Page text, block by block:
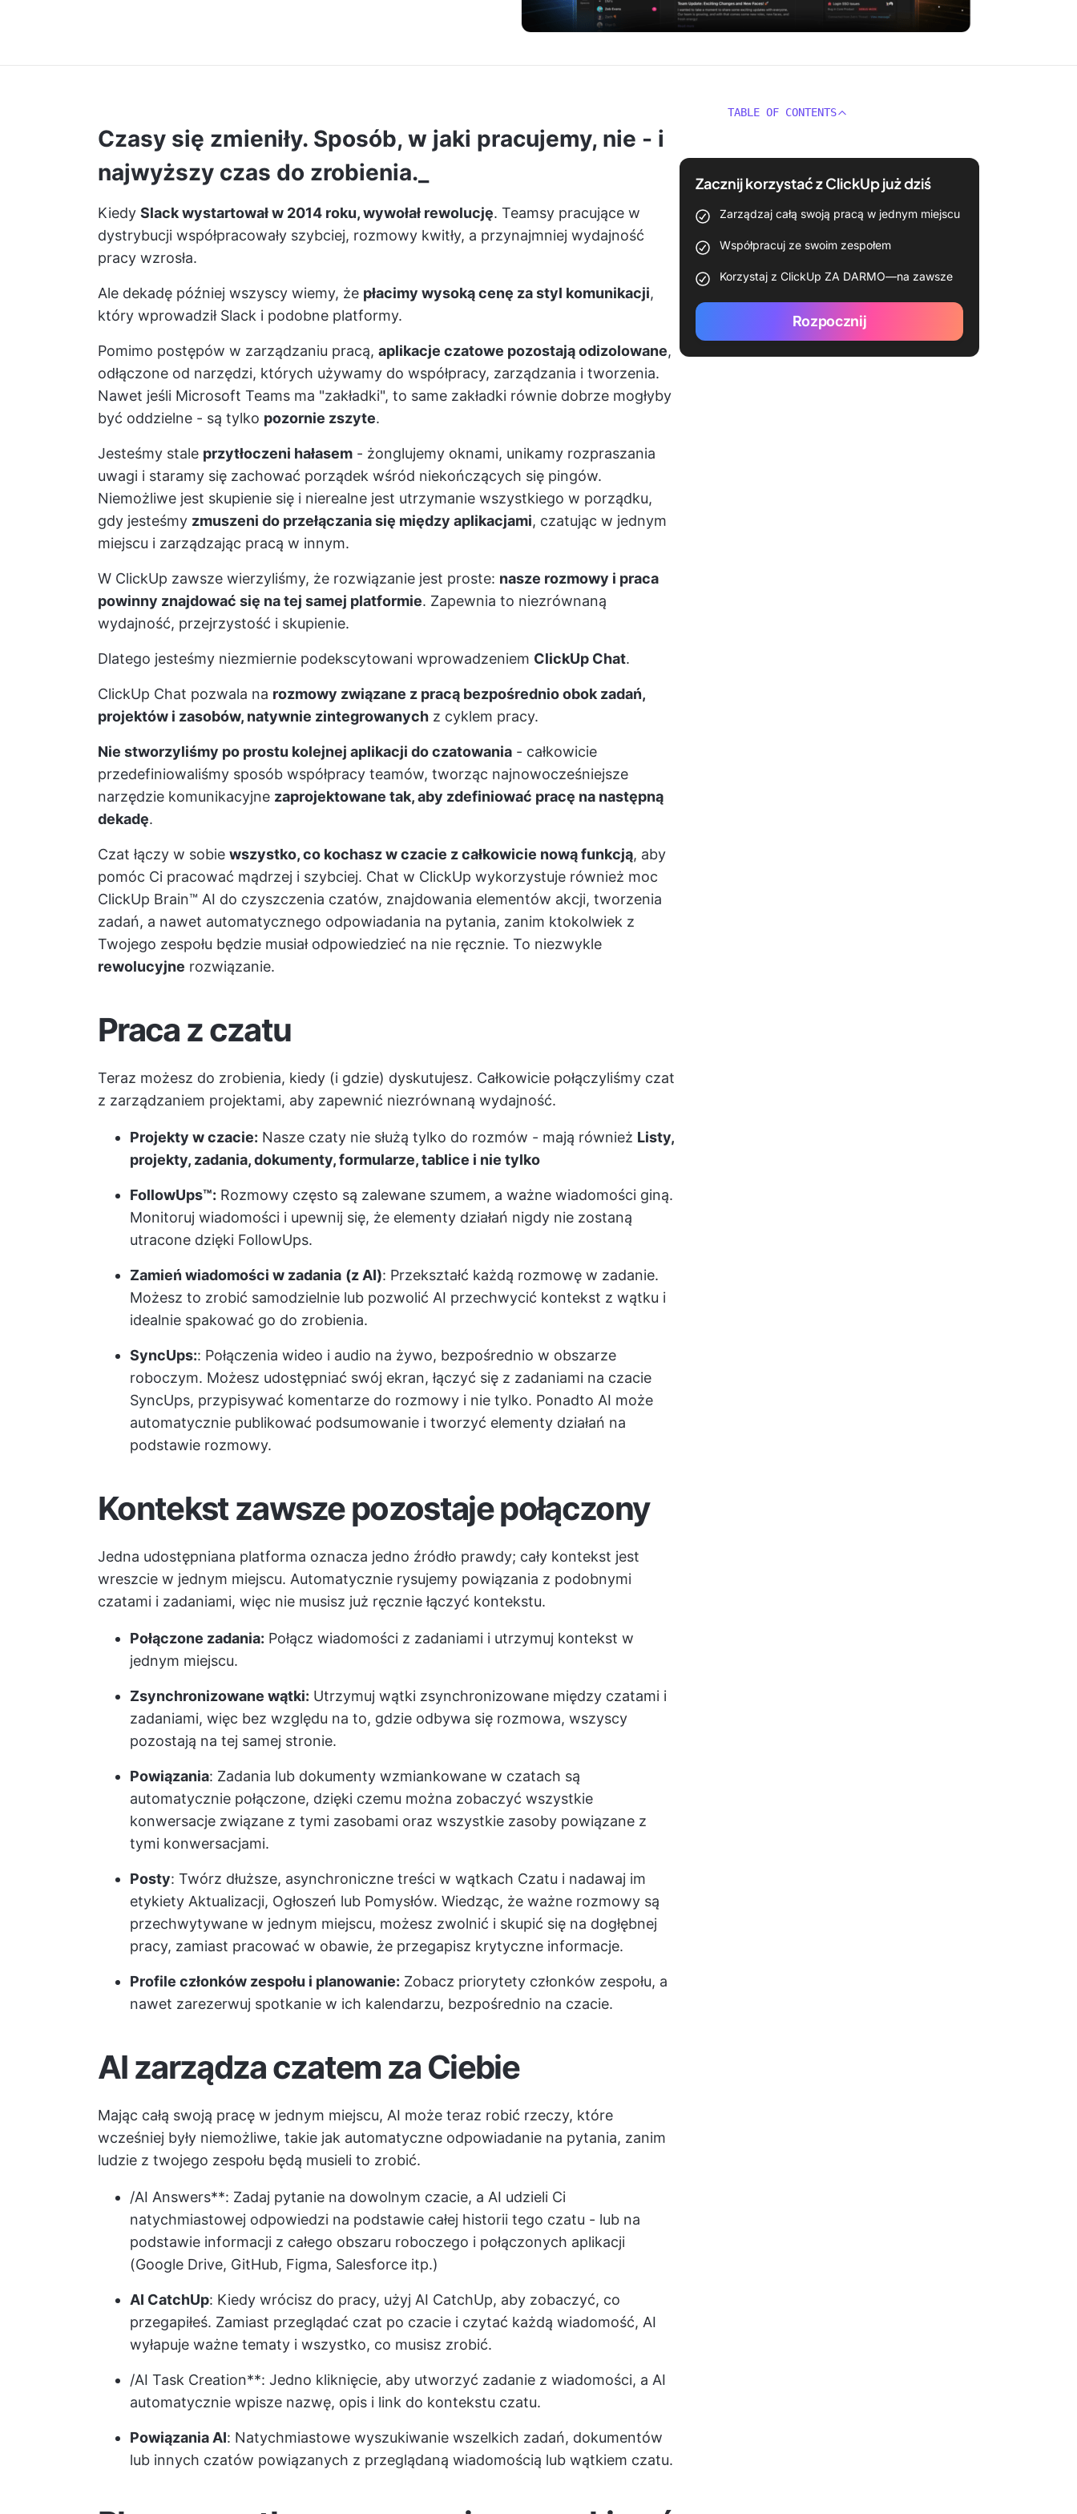
Czasy się zmieniły. Sposób, w jaki pracujemy, nie - i
najwyższy czas do zrobienia._
Kiedy Slack wystartował w 2014 roku, wywołał rewolucję. Teamsy pracujące w
dystrybucji współpracowały szybciej, rozmowy kwitły, a przynajmniej wydajność
pracy wzrosła.
Ale dekadę później wszyscy wiemy, że płacimy wysoką cenę za styl komunikacji,
który wprowadził Slack i podobne platformy.
Pomimo postępów w zarządzaniu pracą, aplikacje czatowe pozostają odizolowane,
odłączone od narzędzi, których używamy do współpracy, zarządzania i tworzenia.
Nawet jeśli Microsoft Teams ma "zakładki", to same zakładki równie dobrze mogłyby
być oddzielne - są tylko pozornie zszyte.
Jesteśmy stale przytłoczeni hałasem - żonglujemy oknami, unikamy rozpraszania
uwagi i staramy się zachować porządek wśród niekończących się pingów.
Niemożliwe jest skupienie się i nierealne jest utrzymanie wszystkiego w porządku,
gdy jesteśmy zmuszeni do przełączania się między aplikacjami, czatując w jednym
miejscu i zarządzając pracą w innym.
W ClickUp zawsze wierzyliśmy, że rozwiązanie jest proste: nasze rozmowy i praca
powinny znajdować się na tej samej platformie. Zapewnia to niezrównaną
wydajność, przejrzystość i skupienie.
Dlatego jesteśmy niezmiernie podekscytowani wprowadzeniem ClickUp Chat.
ClickUp Chat pozwala na rozmowy związane z pracą bezpośrednio obok zadań,
projektów i zasobów, natywnie zintegrowanych z cyklem pracy.
Nie stworzyliśmy po prostu kolejnej aplikacji do czatowania - całkowicie
przedefiniowaliśmy sposób współpracy teamów, tworząc najnowocześniejsze
narzędzie komunikacyjne zaprojektowane tak, aby zdefiniować pracę na następną
dekadę.
Czat łączy w sobie wszystko, co kochasz w czacie z całkowicie nową funkcją, aby
pomóc Ci pracować mądrzej i szybciej. Chat w ClickUp wykorzystuje również moc
ClickUp Brain™ AI do czyszczenia czatów, znajdowania elementów akcji, tworzenia
zadań, a nawet automatycznego odpowiadania na pytania, zanim ktokolwiek z
Twojego zespołu będzie musiał odpowiedzieć na nie ręcznie. To niezwykle
rewolucyjne rozwiązanie.
Praca z czatu
Teraz możesz do zrobienia, kiedy (i gdzie) dyskutujesz. Całkowicie połączyliśmy czat
z zarządzaniem projektami, aby zapewnić niezrównaną wydajność.
Projekty w czacie: Nasze czaty nie służą tylko do rozmów - mają również Listy,
projekty, zadania, dokumenty, formularze, tablice i nie tylko
FollowUps™: Rozmowy często są zalewane szumem, a ważne wiadomości giną.
Monitoruj wiadomości i upewnij się, że elementy działań nigdy nie zostaną
utracone dzięki FollowUps.
Zamień wiadomości w zadania (z AI): Przekształć każdą rozmowę w zadanie.
Możesz to zrobić samodzielnie lub pozwolić AI przechwycić kontekst z wątku i
idealnie spakować go do zrobienia.
SyncUps:: Połączenia wideo i audio na żywo, bezpośrednio w obszarze
roboczym. Możesz udostępniać swój ekran, łączyć się z zadaniami na czacie
SyncUps, przypisywać komentarze do rozmowy i nie tylko. Ponadto AI może
automatycznie publikować podsumowanie i tworzyć elementy działań na
podstawie rozmowy.
Kontekst zawsze pozostaje połączony
Jedna udostępniana platforma oznacza jedno źródło prawdy; cały kontekst jest
wreszcie w jednym miejscu. Automatycznie rysujemy powiązania z podobnymi
czatami i zadaniami, więc nie musisz już ręcznie łączyć kontekstu.
Połączone zadania: Połącz wiadomości z zadaniami i utrzymuj kontekst w
jednym miejscu.
Zsynchronizowane wątki: Utrzymuj wątki zsynchronizowane między czatami i
zadaniami, więc bez względu na to, gdzie odbywa się rozmowa, wszyscy
pozostają na tej samej stronie.
Powiązania: Zadania lub dokumenty wzmiankowane w czatach są
automatycznie połączone, dzięki czemu można zobaczyć wszystkie
konwersacje związane z tymi zasobami oraz wszystkie zasoby powiązane z
tymi konwersacjami.
Posty: Twórz dłuższe, asynchroniczne treści w wątkach Czatu i nadawaj im
etykiety Aktualizacji, Ogłoszeń lub Pomysłów. Wiedząc, że ważne rozmowy są
przechwytywane w jednym miejscu, możesz zwolnić i skupić się na dogłębnej
pracy, zamiast pracować w obawie, że przegapisz krytyczne informacje.
Profile członków zespołu i planowanie: Zobacz priorytety członków zespołu, a
nawet zarezerwuj spotkanie w ich kalendarzu, bezpośrednio na czacie.
AI zarządza czatem za Ciebie
Mając całą swoją pracę w jednym miejscu, AI może teraz robić rzeczy, które
wcześniej były niemożliwe, takie jak automatyczne odpowiadanie na pytania, zanim
ludzie z twojego zespołu będą musieli to zrobić.
/AI Answers**: Zadaj pytanie na dowolnym czacie, a AI udzieli Ci
natychmiastowej odpowiedzi na podstawie całej historii tego czatu - lub na
podstawie informacji z całego obszaru roboczego i połączonych aplikacji
(Google Drive, GitHub, Figma, Salesforce itp.)
AI CatchUp: Kiedy wrócisz do pracy, użyj AI CatchUp, aby zobaczyć, co
przegapiłeś. Zamiast przeglądać czat po czacie i czytać każdą wiadomość, AI
wyłapuje ważne tematy i wszystko, co musisz zrobić.
/AI Task Creation**: Jedno kliknięcie, aby utworzyć zadanie z wiadomości, a AI
automatycznie wpisze nazwę, opis i link do kontekstu czatu.
Powiązania AI: Natychmiastowe wyszukiwanie wszelkich zadań, dokumentów
lub innych czatów powiązanych z przeglądaną wiadomością lub wątkiem czatu.
TABLE OF CONTENTS
Zacznij korzystać z ClickUp już dziś
Zarządzaj całą swoją pracą w jednym miejscu
Współpracuj ze swoim zespołem
Korzystaj z ClickUp ZA DARMO—na zawsze
Rozpocznij